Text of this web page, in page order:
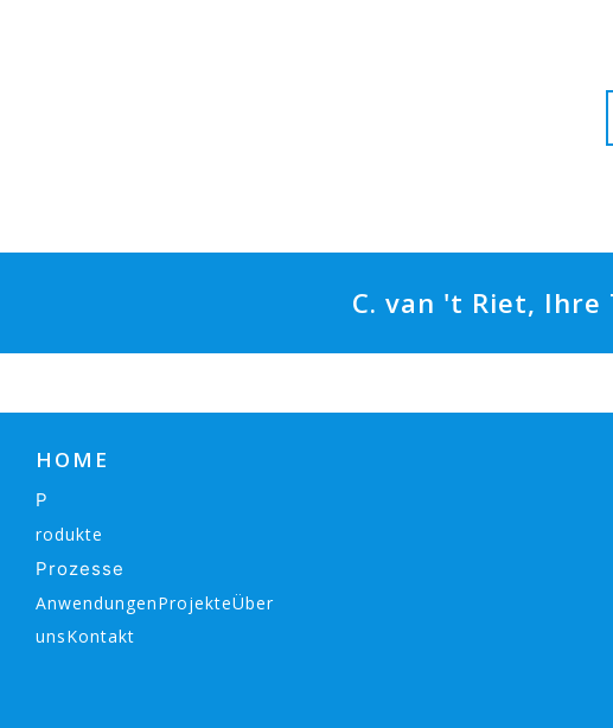
C. van 't Riet,
HOME
P
rodukte
Prozesse
AnwendungenProjekteÜber
unsKontakt